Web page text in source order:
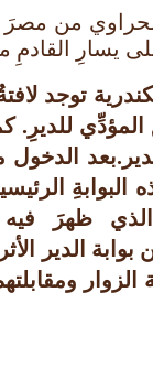
من مصرَ
توجد
للديرِ.
الدخول من
يمينِ هذه البوابةِ
ظهرَ فيه
الدير
الزوار